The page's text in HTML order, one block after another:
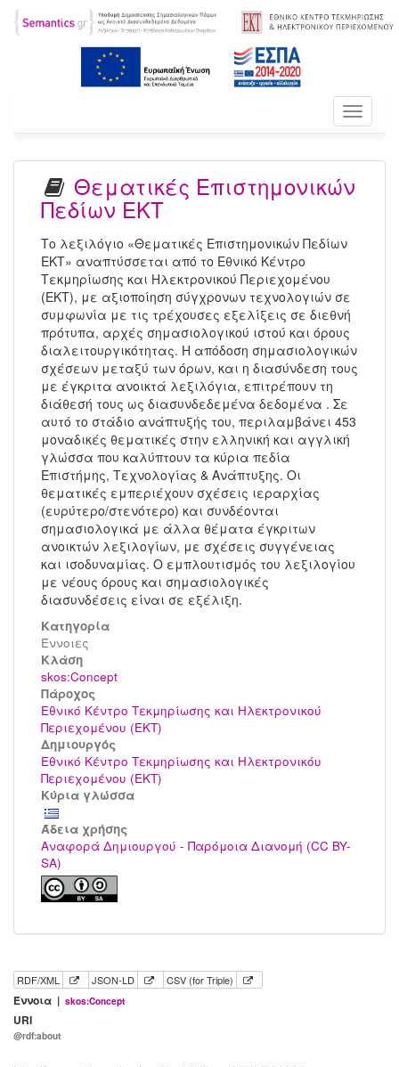
Toggle
Θεματικές Επιστημονικών
Πεδίων ΕΚΤ
Το λεξιλόγιο «Θεματικές Επιστημονικών Πεδίων
ΕΚΤ» αναπτύσσεται από το Εθνικό Κέντρο
Τεκμηρίωσης και Ηλεκτρονικού Περιεχομένου
(ΕΚΤ), με αξιοποίηση σύγχρονων τεχνολογιών σε
συμφωνία με τις τρέχουσες εξελίξεις σε διεθνή
πρότυπα, αρχές σημασιολογικού ιστού και όρους
διαλειτουργικότητας. Η απόδοση σημασιολογικών
σχέσεων μεταξύ των όρων, και η διασύνδεση τους
με έγκριτα ανοικτά λεξιλόγια, επιτρέπουν τη
διάθεσή τους ως διασυνδεδεμένα δεδομένα . Σε
αυτό το στάδιο ανάπτυξής του, περιλαμβάνει 453
μοναδικές θεματικές στην ελληνική και αγγλική
γλώσσα που καλύπτουν τα κύρια πεδία
Επιστήμης, Τεχνολογίας & Ανάπτυξης. Οι
θεματικές εμπεριέχουν σχέσεις ιεραρχίας
(ευρύτερο/στενότερο) και συνδέονται
σημασιολογικά με άλλα θέματα έγκριτων
ανοικτών λεξιλογίων, με σχέσεις συγγένειας
και ισοδυναμίας. Ο εμπλουτισμός του λεξιλογίου
με νέους όρους και σημασιολογικές
διασυνδέσεις είναι σε εξέλιξη.
Κατηγορία
Έννοιες
Kλάση
skos:Concept
Πάροχος
Εθνικό Κέντρο Τεκμηρίωσης και Ηλεκτρονικού
Περιεχομένου (ΕΚΤ)
Δημιουργός
Εθνικό Κέντρο Τεκμηρίωσης και Ηλεκτρονικόυ
Περιεχομένου (ΕΚΤ)
Κύρια γλώσσα
Άδεια χρήσης
Αναφορά Δημιουργού - Παρόμοια Διανομή (CC BY-
SA)
RDF/XML JSON-LD CSV (for Triple)
Έννοια | skos:Concept
URI
@rdf:about